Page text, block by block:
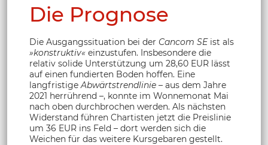
Die Prognose
Die Ausgangssituation bei der Cancom SEist als
»konstruktiv« einzustufen. Insbesondere die
relativ solide Unterstützung um 28,60 EUR lässt
auf einen fundierten Boden hoffen. Eine
langfristigeAbwärtstrendlinie – aus dem Jahre
2021 herrührend –, konnte im Wonnemonat Mai
nach oben durchbrochen werden. Als nächsten
Widerstand führen Chartisten jetzt die Preislinie
um 36 EUR ins Feld – dort werden sich die
Weichen für das weitere Kursgebaren gestellt.